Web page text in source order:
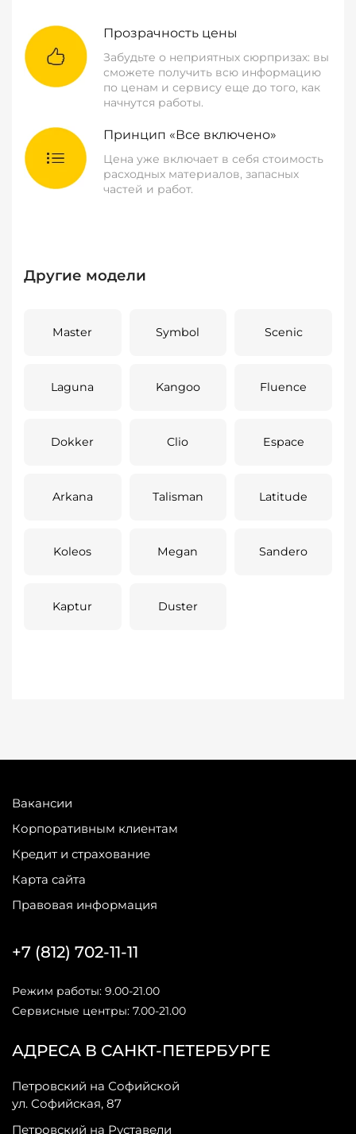
Прозрачность цены
Забудьте о неприятных сюрпризах: вы
сможете получить всю информацию
по ценам и сервису еще до того, как
начнутся работы.
Принцип «Все включено»
Цена уже включает в себя стоимость
расходных материалов, запасных
частей и работ.
Другие модели
Master Symbol Scenic
Laguna Kangoo Fluence
Dokker Clio Espace
Arkana Talisman Latitude
Koleos Megan Sandero
Kaptur Duster
Вакансии
Корпоративным клиентам
Кредит и страхование
Карта сайта
Правовая информация
АДРЕСА В САНКТ-ПЕТЕРБУРГЕ
Петровский на Софийской
ул. Софийская, 87
Петровский на Руставели
+7 (812) 702-11-11
Режим работы: 9.00-21.00
Сервисные центры: 7.00-21.00